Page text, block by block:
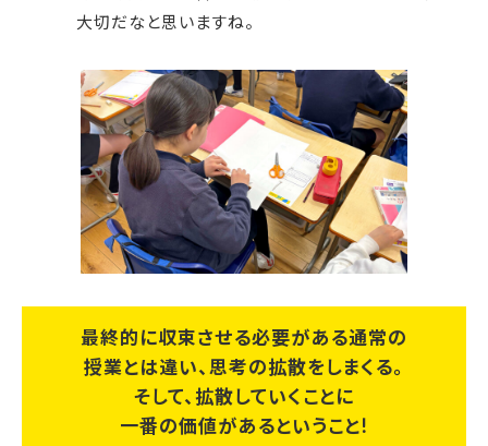
大切だなと思いますね。
最終的に収束させる必要がある通常の
授業とは違い、思考の拡散をしまくる。
そして、拡散していくことに
一番の価値があるということ!